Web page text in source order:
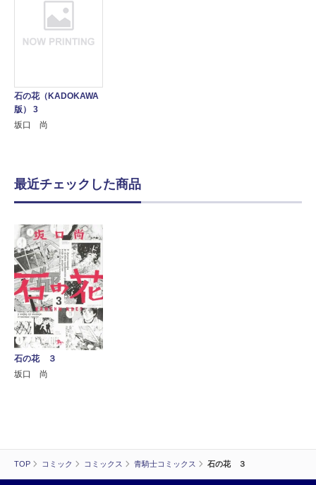
TOP コミック コミックス 青騎士コミックス 石の花 ３
石の花（KADOKAWA
版） 3
坂口 尚
最近チェックした商品
石の花 ３
坂口 尚